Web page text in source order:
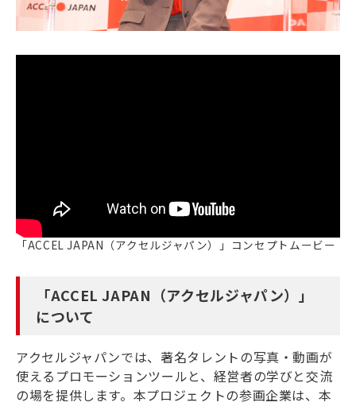
「ACCEL JAPAN（アクセルジャパン）」コンセプトムービー
「ACCEL JAPAN（アクセルジャパン）」
について
アクセルジャパンでは、著名タレントの写真・動画が
使えるプロモーションツールと、経営者の学びと交流
の場を提供します。本プロジェクトの参画企業は、本